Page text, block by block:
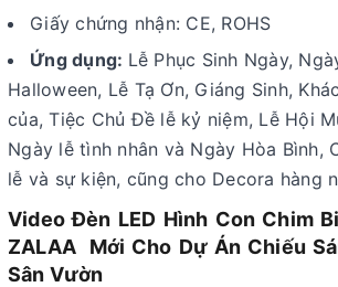
Giấy chứng nhận: CE, ROHS
Ứng dụng: Lễ Phục Sinh Ngày,
Halloween, Lễ Tạ Ơn, Giáng Sinh,
của, Tiệc Chủ Đề lễ kỷ niệm, Lễ Hội
Ngày lễ tình nhân và Ngày Hòa Bình,
lễ và sự kiện, cũng cho Decora hàng
Video Đèn LED Hình Con Chim
ZALAA Mới Cho Dự Án Chiếu
Sân Vườn